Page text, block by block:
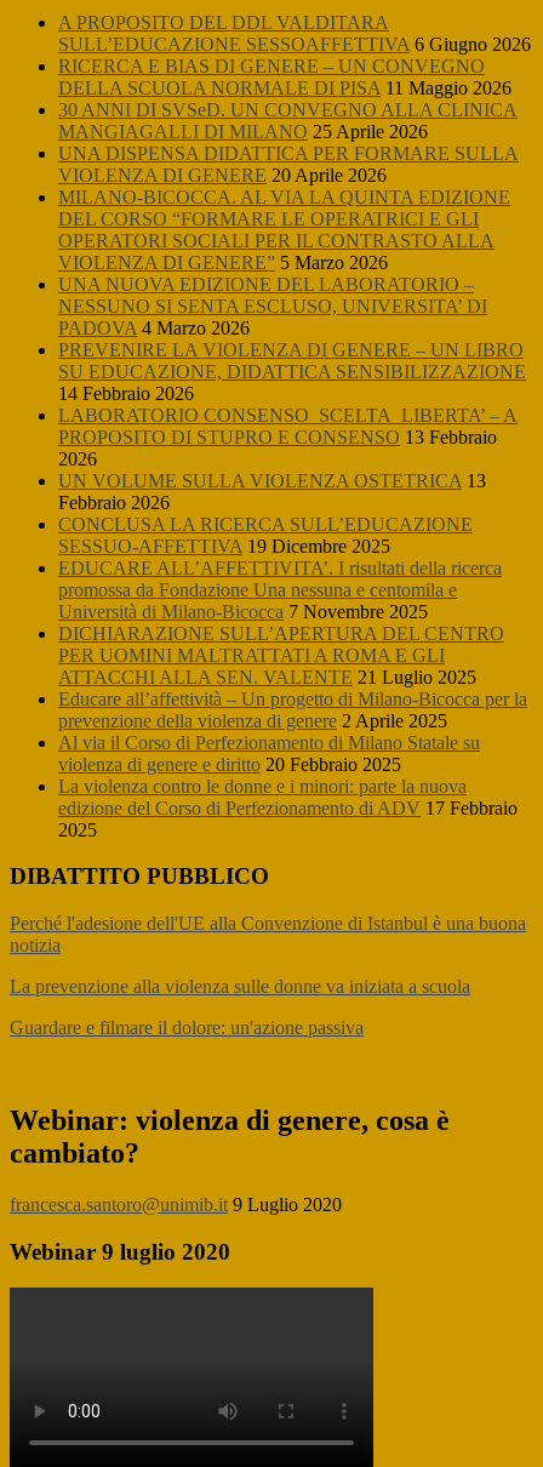
A PROPOSITO DEL DDL VALDITARA
SULL’EDUCAZIONE SESSOAFFETTIVA 6 Giugno 2026
RICERCA E BIAS DI GENERE – UN CONVEGNO
DELLA SCUOLA NORMALE DI PISA 11 Maggio 2026
30 ANNI DI SVSeD. UN CONVEGNO ALLA CLINICA
MANGIAGALLI DI MILANO 25 Aprile 2026
UNA DISPENSA DIDATTICA PER FORMARE SULLA
VIOLENZA DI GENERE 20 Aprile 2026
MILANO-BICOCCA. AL VIA LA QUINTA EDIZIONE
DEL CORSO “FORMARE LE OPERATRICI E GLI
OPERATORI SOCIALI PER IL CONTRASTO ALLA
VIOLENZA DI GENERE” 5 Marzo 2026
UNA NUOVA EDIZIONE DEL LABORATORIO –
NESSUNO SI SENTA ESCLUSO, UNIVERSITA’ DI
PADOVA 4 Marzo 2026
PREVENIRE LA VIOLENZA DI GENERE – UN LIBRO
SU EDUCAZIONE, DIDATTICA SENSIBILIZZAZIONE
14 Febbraio 2026
LABORATORIO CONSENSO_SCELTA_LIBERTA’ – A
PROPOSITO DI STUPRO E CONSENSO 13 Febbraio
2026
UN VOLUME SULLA VIOLENZA OSTETRICA 13
Febbraio 2026
CONCLUSA LA RICERCA SULL’EDUCAZIONE
SESSUO-AFFETTIVA 19 Dicembre 2025
EDUCARE ALL’AFFETTIVITA’. I risultati della ricerca
promossa da Fondazione Una nessuna e centomila e
Università di Milano-Bicocca 7 Novembre 2025
DICHIARAZIONE SULL’APERTURA DEL CENTRO
PER UOMINI MALTRATTATI A ROMA E GLI
ATTACCHI ALLA SEN. VALENTE 21 Luglio 2025
Educare all’affettività – Un progetto di Milano-Bicocca per la
prevenzione della violenza di genere 2 Aprile 2025
Al via il Corso di Perfezionamento di Milano Statale su
violenza di genere e diritto 20 Febbraio 2025
La violenza contro le donne e i minori: parte la nuova
edizione del Corso di Perfezionamento di ADV 17 Febbraio
2025
DIBATTITO PUBBLICO
Perché l'adesione dell'UE alla Convenzione di Istanbul è una buona
notizia
La prevenzione alla violenza sulle donne va iniziata a scuola
Guardare e filmare il dolore: un'azione passiva
Webinar: violenza di genere, cosa è
cambiato?
francesca.santoro@unimib.it 9 Luglio 2020
Webinar 9 luglio 2020